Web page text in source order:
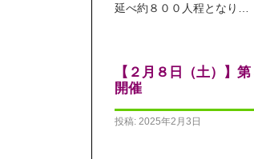
延べ約８００人程となり…
【２月８日（土）】
開催
投稿: 2025年2月3日